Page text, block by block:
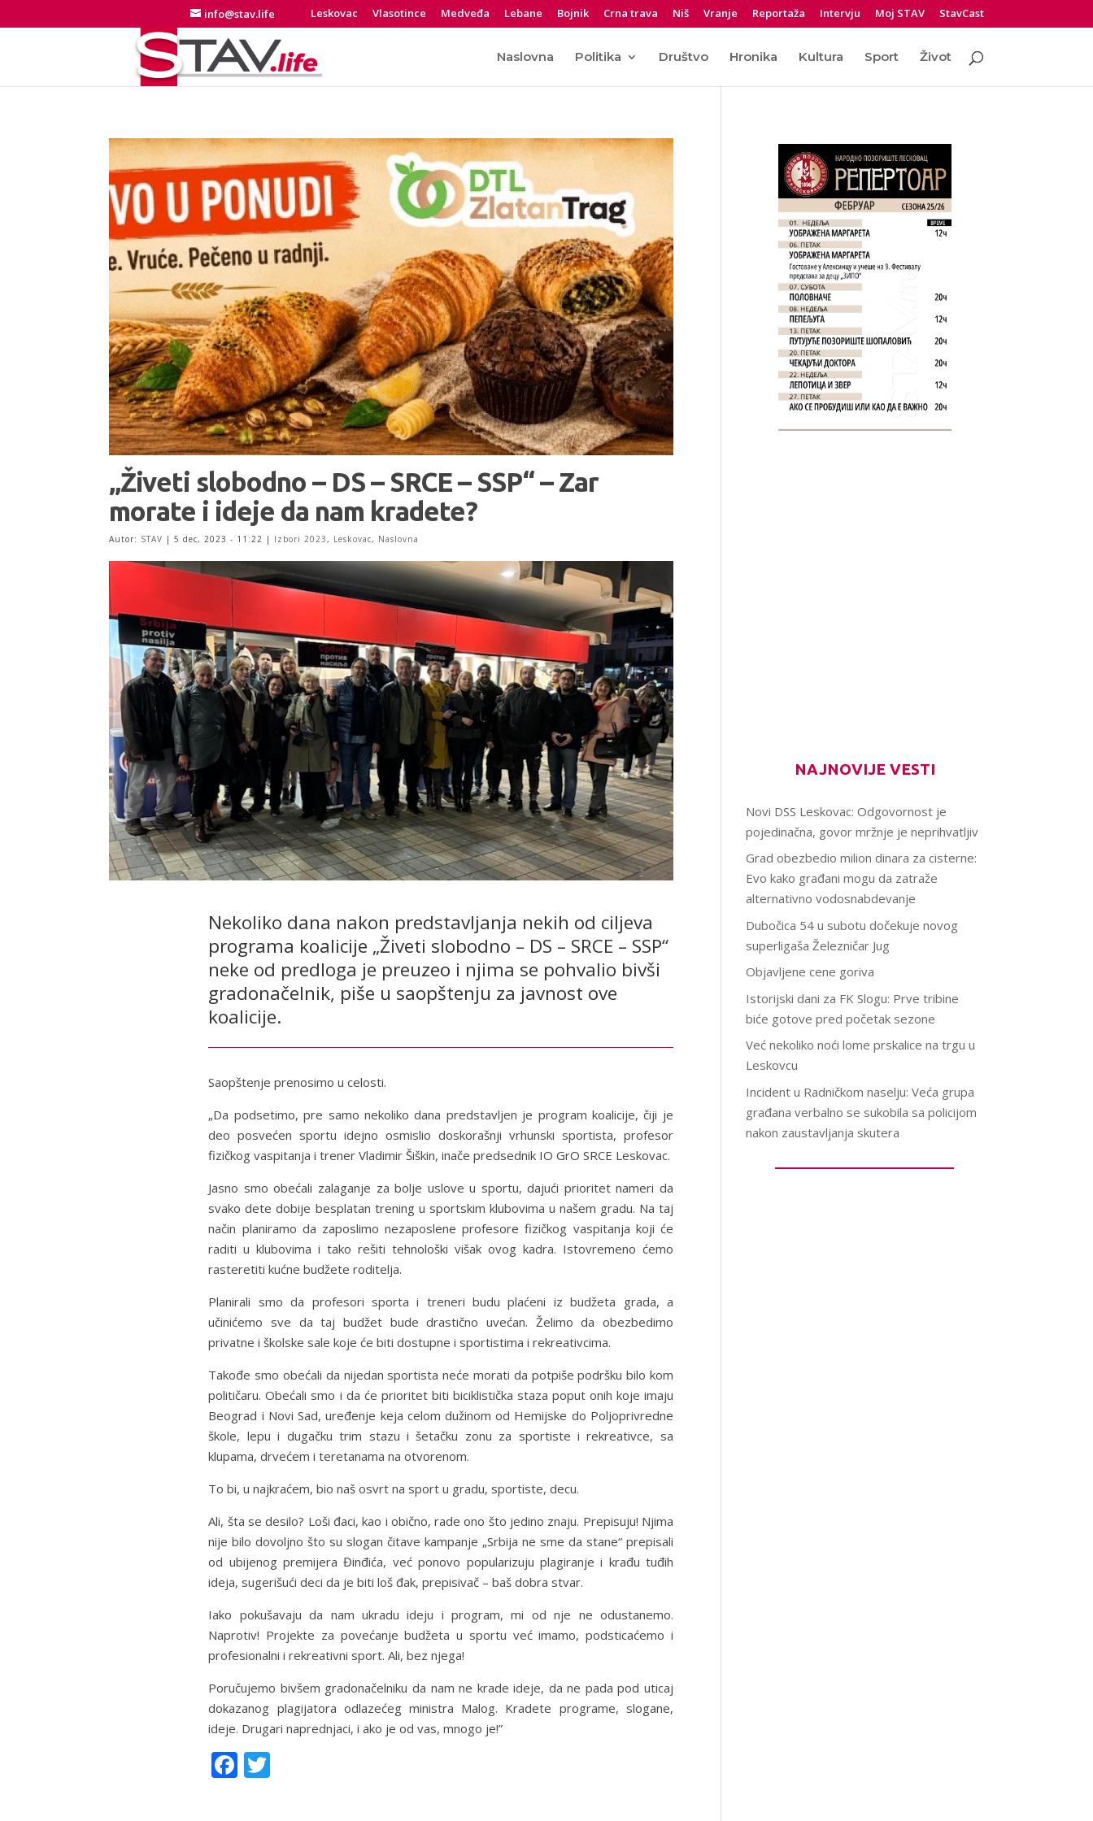
info@stav.life Leskovac Vlasotince Medveđa Lebane Bojnik Crna trava Niš Vranje Reportaža Intervju Moj STAV StavCast
Naslovna Politika Društvo Hronika Kultura Sport Život
„Živeti slobodno – DS – SRCE – SSP“ – Zar
morate i ideje da nam kradete?
Autor: STAV |5 dec, 2023 - 11:22 | Izbori 2023, Leskovac, Naslovna
Nekoliko dana nakon predstavljanja nekih od ciljeva
programa koalicije „Živeti slobodno – DS – SRCE – SSP“
neke od predloga je preuzeo i njima se pohvalio bivši
gradonačelnik, piše u saopštenju za javnost ove
koalicije.
Saopštenje prenosimo u celosti.
„Da podsetimo, pre samo nekoliko dana predstavljen je program koalicije, čiji je
deo posvećen sportu idejno osmislio doskorašnji vrhunski sportista, profesor
fizičkog vaspitanja i trener Vladimir Šiškin, inače predsednik IO GrO SRCE Leskovac.
Jasno smo obećali zalaganje za bolje uslove u sportu, dajući prioritet nameri da
svako dete dobije besplatan trening u sportskim klubovima u našem gradu. Na taj
način planiramo da zaposlimo nezaposlene profesore fizičkog vaspitanja koji će
raditi u klubovima i tako rešiti tehnološki višak ovog kadra. Istovremeno ćemo
rasteretiti kućne budžete roditelja.
Planirali smo da profesori sporta i treneri budu plaćeni iz budžeta grada, a
učinićemo sve da taj budžet bude drastično uvećan. Želimo da obezbedimo
privatne i školske sale koje će biti dostupne i sportistima i rekreativcima.
Takođe smo obećali da nijedan sportista neće morati da potpiše podršku bilo kom
političaru. Obećali smo i da će prioritet biti biciklistička staza poput onih koje imaju
Beograd i Novi Sad, uređenje keja celom dužinom od Hemijske do Poljoprivredne
škole, lepu i dugačku trim stazu i šetačku zonu za sportiste i rekreativce, sa
klupama, drvećem i teretanama na otvorenom.
To bi, u najkraćem, bio naš osvrt na sport u gradu, sportiste, decu.
Ali, šta se desilo? Loši đaci, kao i obično, rade ono što jedino znaju. Prepisuju! Njima
nije bilo dovoljno što su slogan čitave kampanje „Srbija ne sme da stane“ prepisali
od ubijenog premijera Đinđića, već ponovo popularizuju plagiranje i krađu tuđih
ideja, sugerišući deci da je biti loš đak, prepisivač – baš dobra stvar.
Iako pokušavaju da nam ukradu ideju i program, mi od nje ne odustanemo.
Naprotiv! Projekte za povećanje budžeta u sportu već imamo, podsticaćemo i
profesionalni i rekreativni sport. Ali, bez njega!
Poručujemo bivšem gradonačelniku da nam ne krade ideje, da ne pada pod uticaj
dokazanog plagijatora odlazećeg ministra Malog. Kradete programe, slogane,
ideje. Drugari naprednjaci, i ako je od vas, mnogo je!”
F
NAJNOVIJE VESTI
Novi DSS Leskovac: Odgovornost je
pojedinačna, govor mržnje je neprihvatljiv
Grad obezbedio milion dinara za cisterne:
Evo kako građani mogu da zatraže
alternativno vodosnabdevanje
Dubočica 54 u subotu dočekuje novog
superligaša Železničar Jug
Objavljene cene goriva
Istorijski dani za FK Slogu: Prve tribine
biće gotove pred početak sezone
Već nekoliko noći lome prskalice na trgu u
Leskovcu
Incident u Radničkom naselju: Veća grupa
građana verbalno se sukobila sa policijom
nakon zaustavljanja skutera